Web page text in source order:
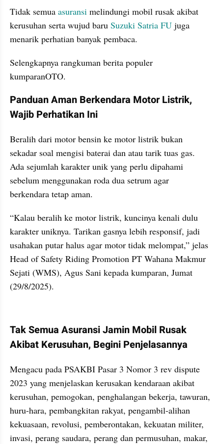
Tidak semua asuransi melindungi mobil rusak akibat
kerusuhan serta wujud baru Suzuki Satria FU juga
menarik perhatian banyak pembaca.
Selengkapnya rangkuman berita populer
kumparanOTO.
Panduan Aman Berkendara Motor Listrik,
Wajib Perhatikan Ini
Beralih dari motor bensin ke motor listrik bukan
sekadar soal mengisi baterai dan atau tarik tuas gas.
Ada sejumlah karakter unik yang perlu dipahami
sebelum menggunakan roda dua setrum agar
berkendara tetap aman.
“Kalau beralih ke motor listrik, kuncinya kenali dulu
karakter uniknya. Tarikan gasnya lebih responsif, jadi
usahakan putar halus agar motor tidak melompat,” jelas
Head of Safety Riding Promotion PT Wahana Makmur
Sejati (WMS), Agus Sani kepada kumparan, Jumat
(29/8/2025).
Tak Semua Asuransi Jamin Mobil Rusak
Akibat Kerusuhan, Begini Penjelasannya
Mengacu pada PSAKBI Pasar 3 Nomor 3 rev dispute
2023 yang menjelaskan kerusakan kendaraan akibat
kerusuhan, pemogokan, penghalangan bekerja, tawuran,
huru-hara, pembangkitan rakyat, pengambil-alihan
kekuasaan, revolusi, pemberontakan, kekuatan militer,
invasi, perang saudara, perang dan permusuhan, makar,